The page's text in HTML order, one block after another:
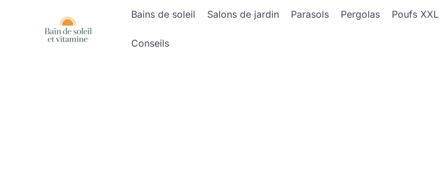
Bains de soleil Salons de jardin Parasols Pergolas Poufs XXL
Conseils